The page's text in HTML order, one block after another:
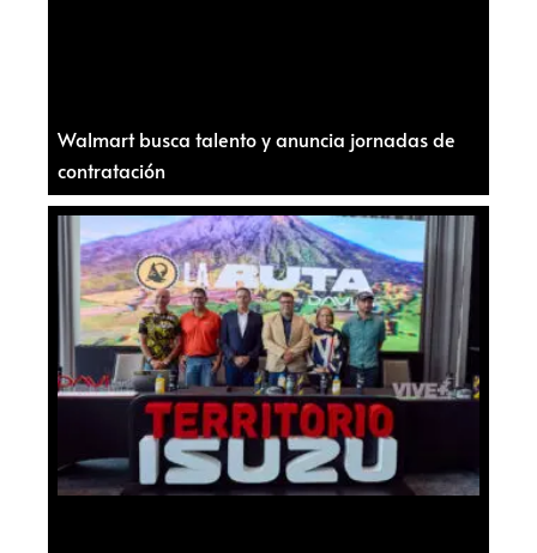
Walmart busca talento y anuncia jornadas de
contratación